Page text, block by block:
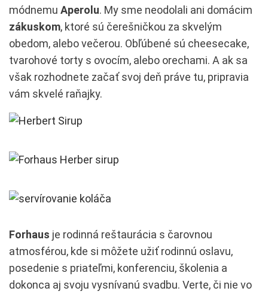
módnemu Aperolu. My sme neodolali ani domácim
zákuskom, ktoré sú čerešničkou za skvelým
obedom, alebo večerou. Obľúbené sú cheesecake,
tvarohové torty s ovocím, alebo orechami. A ak sa
však rozhodnete začať svoj deň práve tu, pripravia
vám skvelé raňajky.
Forhaus je rodinná reštaurácia s čarovnou
atmosférou, kde si môžete užiť rodinnú oslavu,
posedenie s priateľmi, konferenciu, školenia a
dokonca aj svoju vysnívanú svadbu. Verte, či nie vo